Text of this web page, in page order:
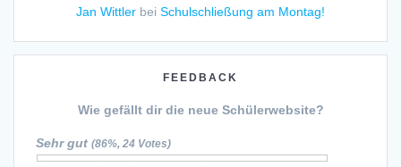
Jan Wittler bei Schulschließung am Montag!
FEEDBACK
Wie gefällt dir die neue Schülerwebsite?
Sehr gut (86%, 24 Votes)